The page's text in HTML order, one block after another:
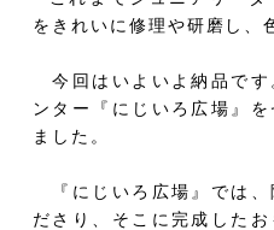
をきれいに修理や研磨し、
今回はいよいよ納品です
ンター『にじいろ広場』
ました。
『にじいろ広場』では、
ださり、そこに完成した